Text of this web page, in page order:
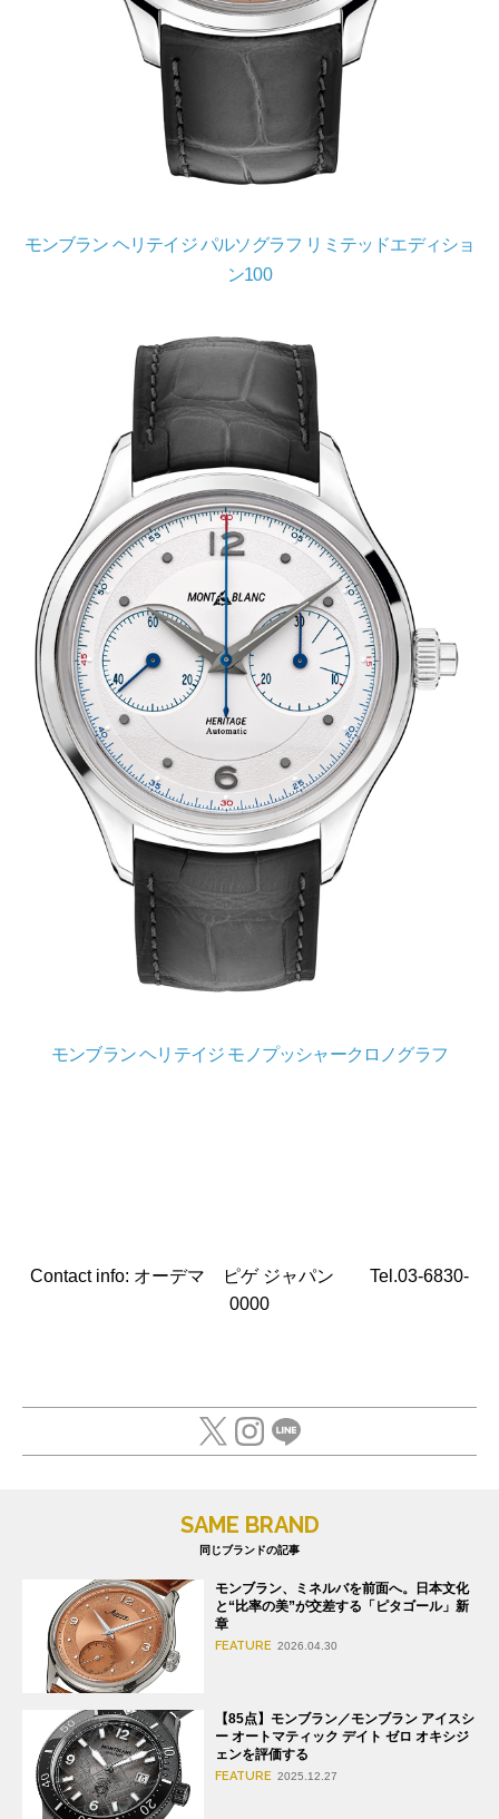
モンブラン ヘリテイジ パルソグラフ リミテッドエディショ
ン100
モンブラン ヘリテイジ モノプッシャークロノグラフ
Contact info: オーデマ ピゲ ジャパン Tel.03-6830-
0000
SAME BRAND
同じブランドの記事
モンブラン、ミネルバを前面へ。日本文化
と“比率の美”が交差する「ピタゴール」新
章
FEATURE 2026.04.30
【85点】モンブラン／モンブラン アイスシ
ー オートマティック デイト ゼロ オキシジ
ェンを評価する
FEATURE 2025.12.27